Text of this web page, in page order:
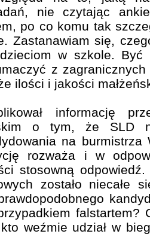
nie czytając
po co komu tak
Zastanawiam się,
w szkole. Być
z
ilości i jakości
informację
o tym, że SLD
na burmistrza
rozważa i w
stosowną
zostało niecałe
falstartem?
weźmie udział w